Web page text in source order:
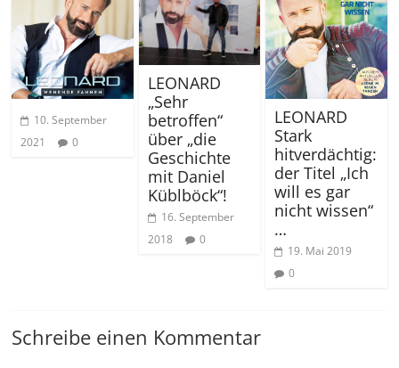
10. September
2021
0
LEONARD
„Sehr
betroffen“
über „die
Geschichte
mit Daniel
Küblböck“!
16. September
2018
0
LEONARD
Stark
hitverdächtig:
der Titel „Ich
will es gar
nicht wissen“
…
19. Mai 2019
0
Schreibe einen Kommentar